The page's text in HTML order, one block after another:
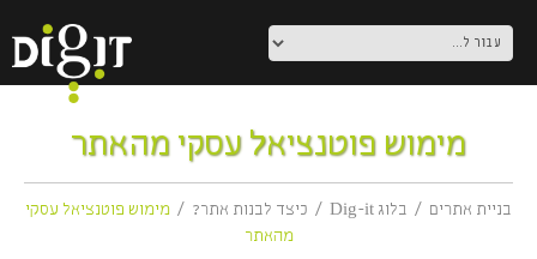
מימוש פוטנציאל עסקי מהאתר
בניית אתרים בלוג Dig-it כיצד לבנות אתר?
מימוש פוטנציאל עסקי
מהאתר